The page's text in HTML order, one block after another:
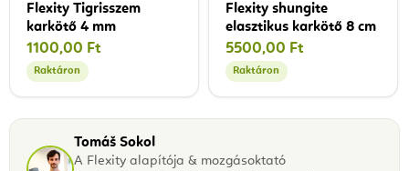
Flexity Tigrisszem
karkötő 4 mm
1100,00 Ft
Raktáron
Flexity shungite
elasztikus karkötő 8 cm
5500,00 Ft
Raktáron
Tomáš Sokol
A Flexity alapítója & mozgásoktató